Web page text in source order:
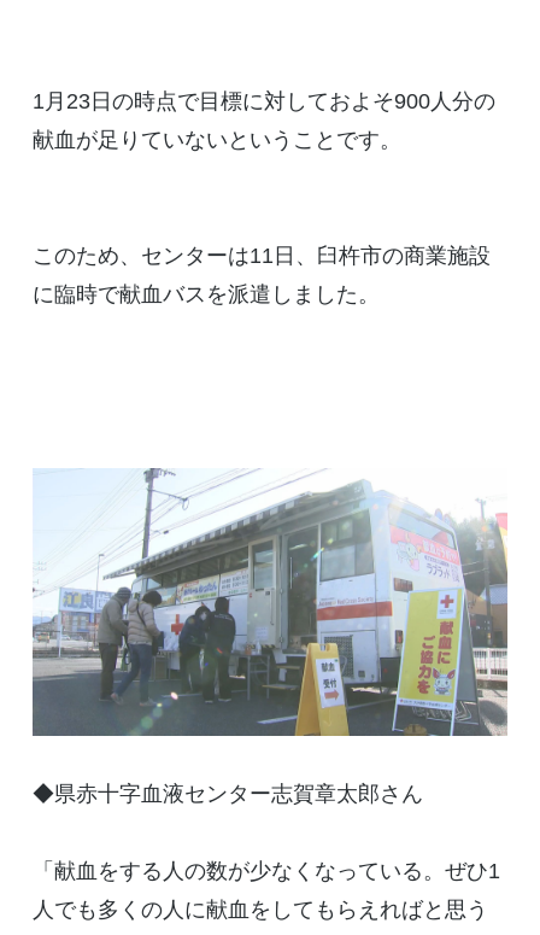
1月23日の時点で目標に対しておよそ900人分の
献血が足りていないということです。
このため、センターは11日、臼杵市の商業施設
に臨時で献血バスを派遣しました。
◆県赤十字血液センター志賀章太郎さん
「献血をする人の数が少なくなっている。ぜひ1
人でも多くの人に献血をしてもらえればと思う